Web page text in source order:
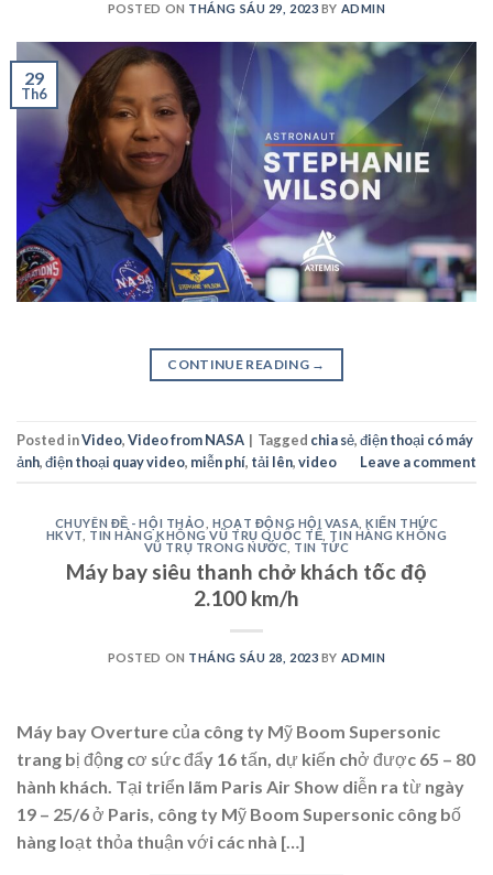
POSTED ON THÁNG SÁU 29, 2023 BY ADMIN
29
Th6
CONTINUE READING →
Posted inVideo,Video from NASA | Tagged chia sẻ,điện thoại có máy
ảnh,điện thoại quay video, miễn phí, tải lên,video Leave a comment
CHUYÊN ĐỀ - HỘI THẢO ,HOẠT ĐỘNG HỘI VASA ,KIẾN THỨC
HKVT
TIN HÀNG KHÔNG VŨ TRỤ QUỐC TẾ TIN HÀNG KHÔNG
VŨ TRỤ TRONG NƯỚC
TIN TỨC
Máy bay siêu thanh chở khách tốc độ
2.100 km/h
POSTED ON THÁNG SÁU 28, 2023 BY ADMIN
Máy bay Overture của công ty Mỹ Boom Supersonic
trang bị động cơ sức đẩy 16 tấn, dự kiến chở được 65 – 80
hành khách. Tại triển lãm Paris Air Show diễn ra từ ngày
19 – 25/6 ở Paris, công ty Mỹ Boom Supersonic công bố
hàng loạt thỏa thuận với các nhà […]